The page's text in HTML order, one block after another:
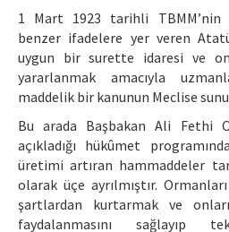
1 Mart 1923 tarihli TBMM’nin
benzer ifadelere yer veren
uygun bir surette idaresi ve
yararlanmak amacıyla
maddelik bir kanunun Meclise
Bu arada Başbakan Ali Fethi
açıkladığı hükûmet
üretimi artıran hammaddeler
olarak üçe ayrılmıştır.
şartlardan kurtarmak ve
faydalanmasını sağlayıp